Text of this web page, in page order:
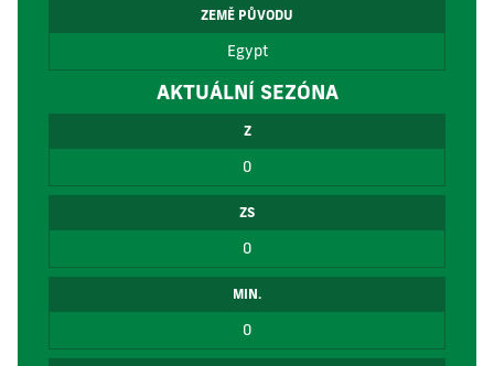
ZEMĚ PŮVODU
Egypt
AKTUÁLNÍ SEZÓNA
Z
0
ZS
0
MIN.
0